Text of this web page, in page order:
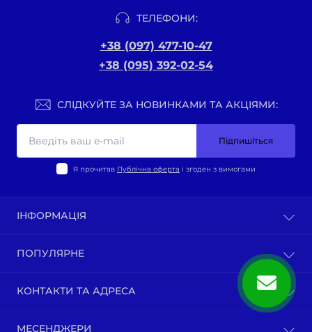
ТЕЛЕФОНИ:
+38 (097) 477-10-47
+38 (095) 392-02-54
СЛІДКУЙТЕ ЗА НОВИНКАМИ ТА АКЦІЯМИ:
Підпишіться
Я прочитав Публічна оферта і згоден з вимогами
ІНФОРМАЦІЯ
Політика конфіденційності
Про нас
Карта сайту
ПОПУЛЯРНЕ
Запчастини по моделям мотоциклів
КОНТАКТИ ТА АДРЕСА
МЕСЕНДЖЕРИ